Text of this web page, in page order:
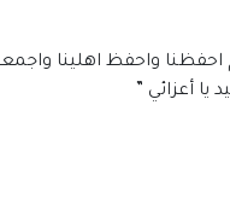
بعيد الفطر المبارك، ، فاللهم احفظنا واحفظ
أعزائي ”